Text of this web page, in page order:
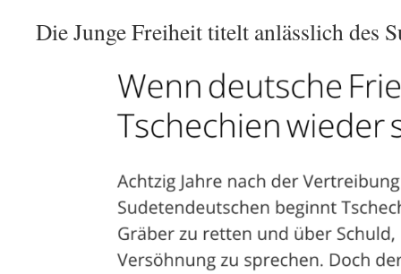
Die Junge Freiheit titelt anlässlich des